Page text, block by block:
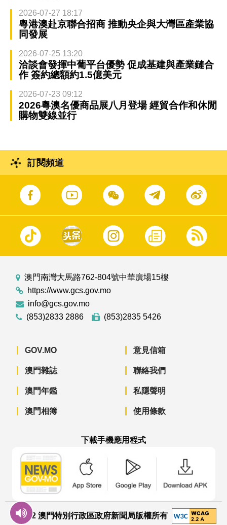
2026-07-27 18:17
粵港澳赴京聯合招商 推動央企與大灣區產業協
同發展
2026-07-25 13:20
洽談會發揮中葡平台優勢 促成基建與產業鏈合
作 簽約總額約1.5億美元
2026-07-23 09:12
2026粵澳名優商品展八月登場 經貿合作和休閒
購物雙線並行
訂閱頻道
澳門南灣大馬路762-804號中華廣場15樓
https://www.gcs.gov.mo
info@gcs.gov.mo
(853)2833 2886
(853)2835 5426
GOV.MO
澳門雜誌
澳門年鑑
澳門相簿
意見信箱
聯絡我們
私隱聲明
使用條款
下載手機應用程式
© 2022 澳門特別行政區政府新聞局版權所有